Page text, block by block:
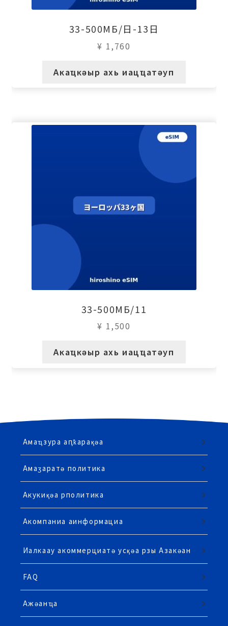
33-500МБ/日-13日
¥ 1,760
Акаҵкәыр ахь иацҵатәуп
33-500МБ/11
¥ 1,500
Акаҵкәыр ахь иацҵатәуп
Амаҵзура аԥҟарақәа
Амаӡаратә политика
Акукиқәа рполитика
Акомпаниа аинформациа
Иалкаау акоммерциатә усқәа рзы Азакәан
FAQ
Ажәанҵа